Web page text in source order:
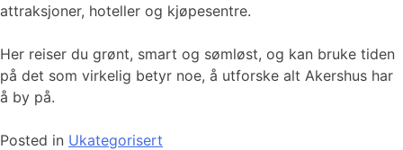
attraksjoner, hoteller og kjøpesentre.
Her reiser du grønt, smart og sømløst, og kan bruke tiden
på det som virkelig betyr noe, å utforske alt Akershus har
å by på.
Posted in Ukategorisert